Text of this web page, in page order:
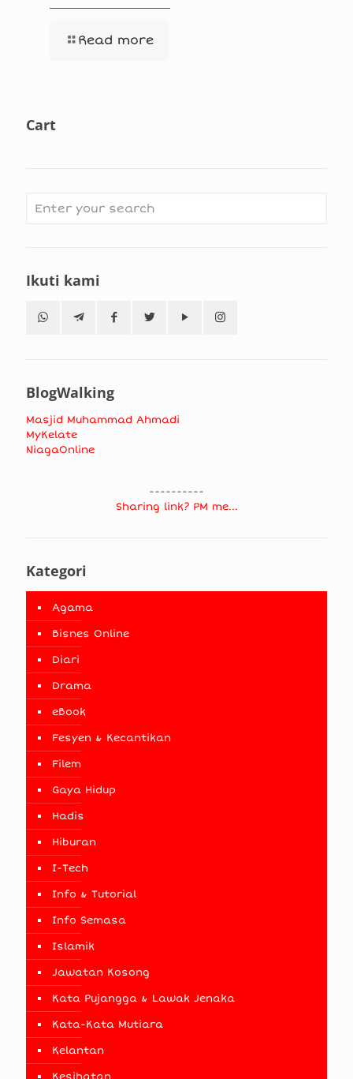
Read more
Cart
Ikuti kami
BlogWalking
Masjid Muhammad Ahmadi
MyKelate
NiagaOnline
----------
Sharing link? PM me...
Kategori
Agama
Bisnes Online
Diari
Drama
eBook
Fesyen & Kecantikan
Filem
Gaya Hidup
Hadis
Hiburan
I-Tech
Info & Tutorial
Info Semasa
Islamik
Jawatan Kosong
Kata Pujangga & Lawak Jenaka
Kata-Kata Mutiara
Kelantan
Kesihatan